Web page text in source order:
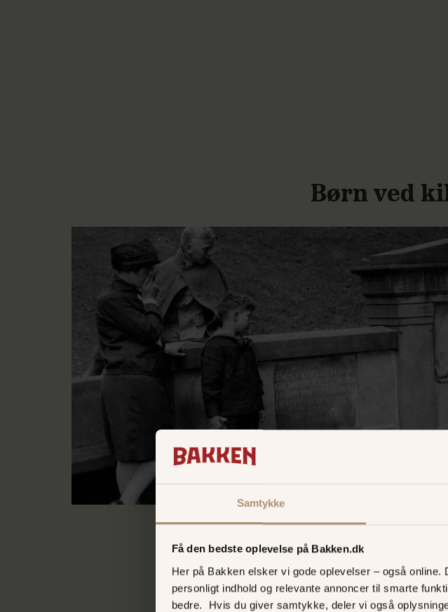
Samtykke
Få den bedste oplevelse på Bakken.dk
Her på Bakken elsker vi gode oplevelser – også
personligt indhold og relevante annoncer til smarte
bedre. Hvis du giver samtykke, deler vi også
Børn ved